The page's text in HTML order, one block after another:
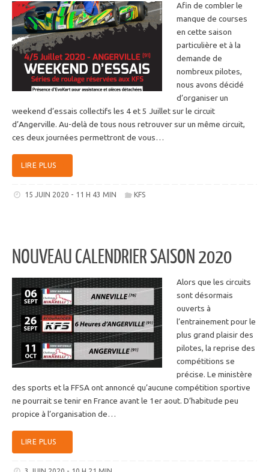
Afin de combler le
manque de courses
en cette saison
particulière et à la
demande de
nombreux pilotes,
nous avons décidé
d’organiser un
weekend d’essais collectifs les 4 et 5 Juillet sur le circuit
d’Angerville. Au-delà de tous nous retrouver sur un même circuit,
ces deux journées permettront de vous…
LIRE PLUS
15 JUIN 2020 - 11 H 43 MIN KFS
NOUVEAU CALENDRIER SAISON 2020
Alors que les circuits
sont désormais
ouverts à
l’entrainement pour le
plus grand plaisir des
pilotes, la reprise des
compétitions se
précise. Le ministère
des sports et la FFSA ont annoncé qu’aucune compétition sportive
ne pourrait se tenir en France avant le 1er aout. D’habitude peu
propice à l’organisation de…
LIRE PLUS